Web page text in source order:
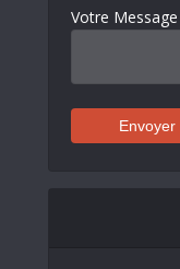
Votre Message